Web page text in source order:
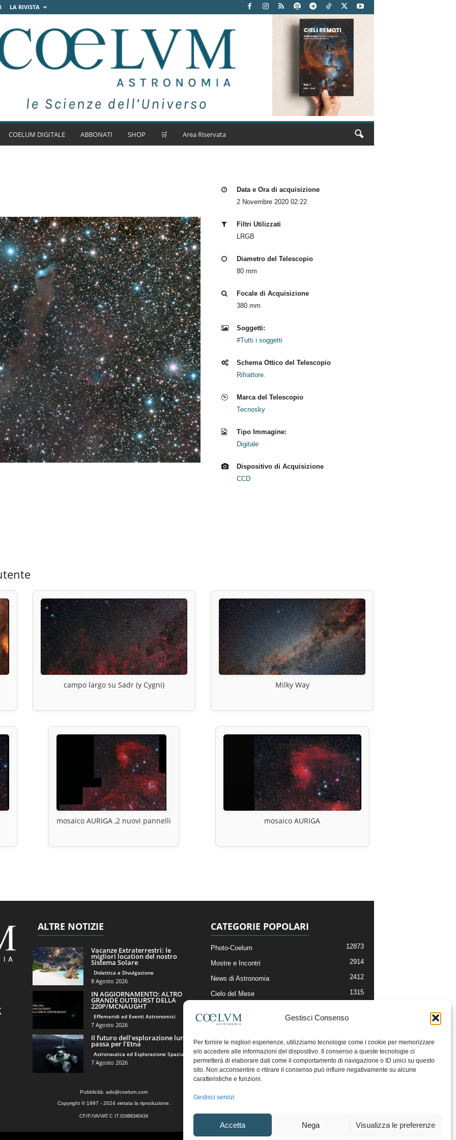
Gestisci Consenso
Per fornire le migliori esperienze, utilizziamo tecnologie come i cookie per memorizzare
e/o accedere alle informazioni del dispositivo. Il consenso a queste tecnologie ci
permetterà di elaborare dati come il comportamento di navigazione o ID unici su questo
sito. Non acconsentire o ritirare il consenso può influire negativamente su alcune
caratteristiche e funzioni.
Gestisci servizi
Accetta Nega Visualizza le preferenze
LA RIVISTA
COELUM DIGITALE ABBONATI SHOP 🛒 Area Riservata
Data e Ora di acquisizione
2 Novembre 2020 02:22
Filtri Utilizzati
LRGB
Diametro del Telescopio
80 mm
Focale di Acquisizione
380 mm
Soggetti:
#Tutti i soggetti
Schema Ottico del Telescopio
Rifrattore.
Marca del Telescopio
Tecnosky
Tipo Immagine:
Digitale
Dispositivo di Acquisizione
CCD
campo largo su Sadr (γ Cygni) Milky Way
mosaico AURIGA ,2 nuovi pannelli mosaico AURIGA
ALTRE NOTIZIE
Vacanze Extraterrestri: le
migliori location del nostro
Sistema Solare
Didattica e Divulgazione
8 Agosto 2026
IN AGGIORNAMENTO: ALTRO
GRANDE OUTBURST DELLA
220P/MCNAUGHT
Effemeridi ed Eventi Astronomici
7 Agosto 2026
Il futuro dell’esplorazione lunare
passa per l’Etna
Astronautica ed Esplorazione Spaziale
7 Agosto 2026
CATEGORIE POPOLARI
Photo-Coelum 12873
Mostre e Incontri 2914
News di Astronomia 2412
Cielo del Mese 1315
Articoli e Risorse On-Line
Il Blog della Redazione
Pubblicità: ads@coelum.com
Copyright © 1997 - 2024 vietata la riproduzione.
CF/P.IVA/VAT.C IT.01988340434